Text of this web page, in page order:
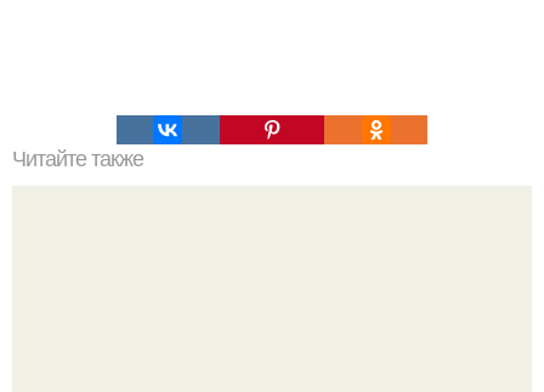
Читайте также